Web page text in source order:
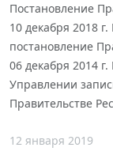
Постановление
10 декабря 2018
постановление
06 декабря 2014
Управлении
Правительстве
12 января 2019